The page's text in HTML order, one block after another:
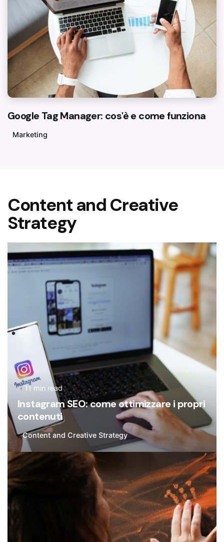
Google Tag Manager: cos'è e come funziona
Marketing
Content and Creative
Strategy
Posted by
Flavia De Michetti
11 min read
Instagram SEO: come ottimizzare i propri
contenuti
Content and Creative Strategy
Flavia De Michetti